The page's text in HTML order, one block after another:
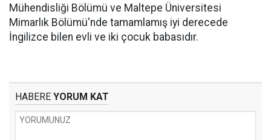
Mühendisliği Bölümü ve Maltepe Üniversitesi
Mimarlık Bölümü'nde tamamlamış iyi derecede
İngilizce bilen evli ve iki çocuk babasıdır.
HABERE YORUM KAT